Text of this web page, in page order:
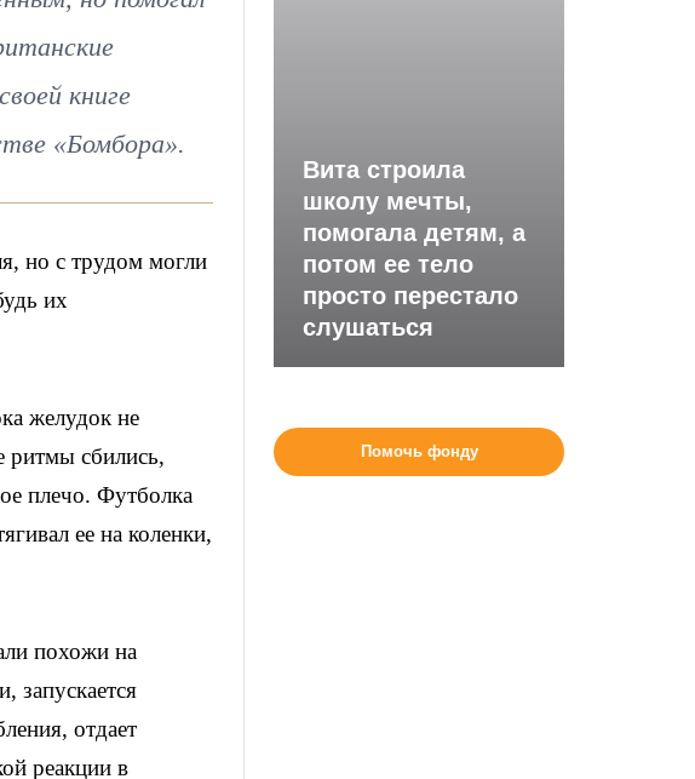
книге
«Бомбора».
но с трудом могли
их
желудок не
ритмы сбились,
плечо. Футболка
ее на коленки,
похожи на
запускается
отдает
реакции в
Вита строила
школу мечты,
помогала детям, а
потом ее тело
просто перестало
слушаться
Помочь фонду